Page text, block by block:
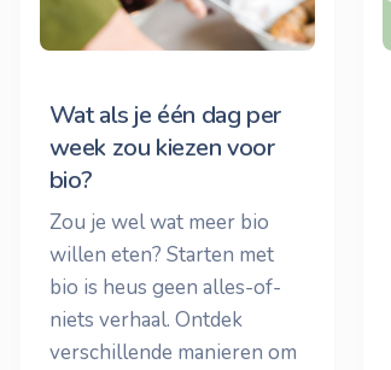
Wat als je één dag per
week zou kiezen voor
bio?
Zou je wel wat meer bio
willen eten? Starten met
bio is heus geen alles-of-
niets verhaal. Ontdek
verschillende manieren om